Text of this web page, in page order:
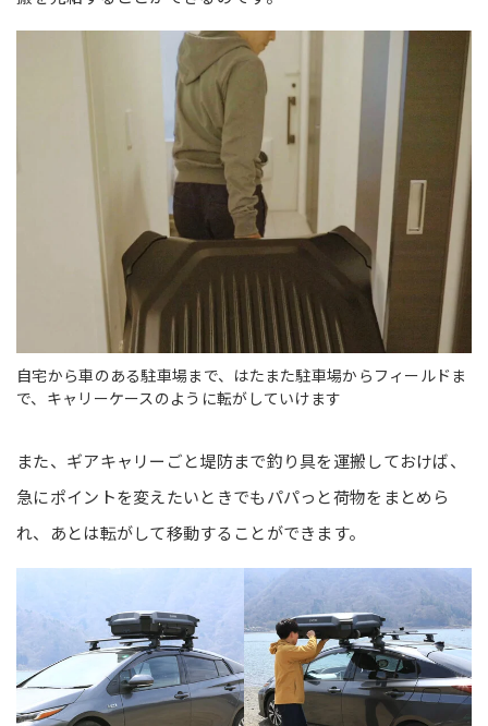
自宅から車のある駐車場まで、はたまた駐車場からフィールドま
で、キャリーケースのように転がしていけます
また、ギアキャリーごと堤防まで釣り具を運搬しておけば、
急にポイントを変えたいときでもパパっと荷物をまとめら
れ、あとは転がして移動することができます。